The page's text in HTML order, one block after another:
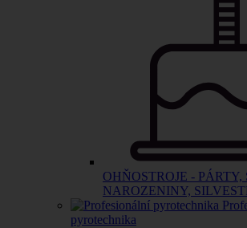
OHŇOSTROJE - PÁRTY,
NAROZENINY,
pyrotechnika